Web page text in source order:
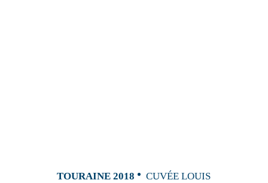
TOURAINE 2018 CUVÉE LOUIS